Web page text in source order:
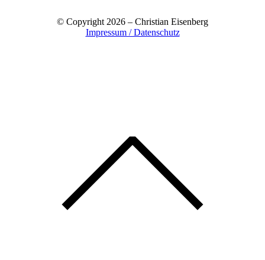
© Copyright 2026 – Christian Eisenberg
Impressum / Datenschutz